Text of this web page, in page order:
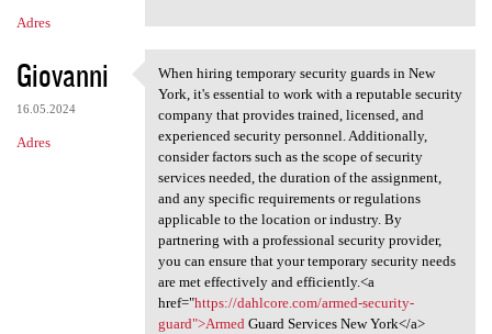
Adres
Giovanni
16.05.2024
Adres
When hiring temporary
When hiring temporary security guards in New
York, it's essential to work with a reputable security
company that provides trained, licensed, and
experienced security personnel. Additionally,
consider factors such as the scope of security
services needed, the duration of the assignment,
and any specific requirements or regulations
applicable to the location or industry. By
partnering with a professional security provider,
you can ensure that your temporary security needs
are met effectively and efficiently.<a
href="https://dahlcore.com/armed-security-
guard">ArmedGuard Services New York</a>